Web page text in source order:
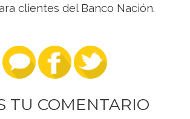
clientes del Banco Nación.
TU COMENTARIO